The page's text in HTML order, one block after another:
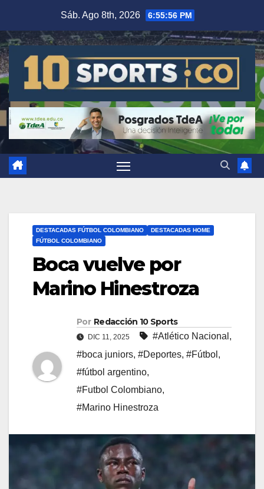
Sáb. Ago 8th, 2026 6:55:57 PM
DESTACADAS FÚTBOL COLOMBIANO
DESTACADAS HOME
FÚTBOL COLOMBIANO
Boca vuelve por
Marino Hinestroza
Por Redacción 10 Sports
DIC 11, 2025 #Atlético Nacional ,
#boca juniors, #Deportes, #Fútbol ,
#fútbol argentino,
#Futbol Colombiano,
#Marino Hinestroza